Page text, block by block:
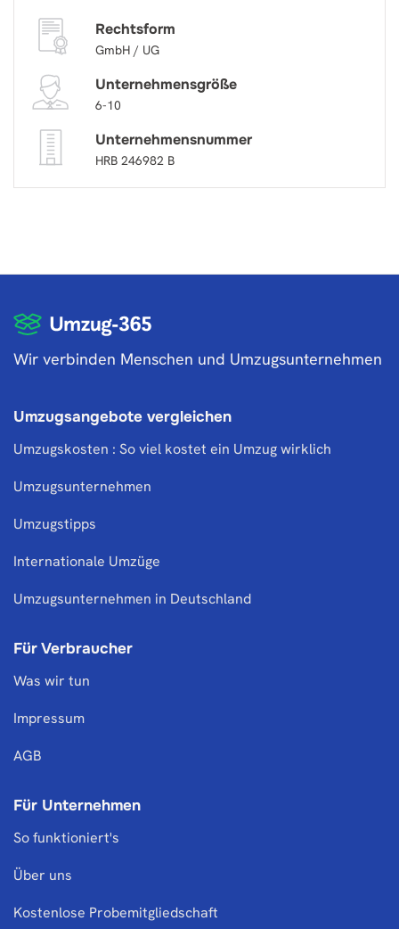
Rechtsform
GmbH / UG
Unternehmensgröße
6-10
Unternehmensnummer
HRB 246982 B
Wir verbinden Menschen und Umzugsunternehmen
Umzugsangebote vergleichen
Umzugskosten : So viel kostet ein Umzug wirklich
Umzugsunternehmen
Umzugstipps
Internationale Umzüge
Umzugsunternehmen in Deutschland
Für Verbraucher
Was wir tun
Impressum
AGB
Für Unternehmen
So funktioniert's
Über uns
Kostenlose Probemitgliedschaft